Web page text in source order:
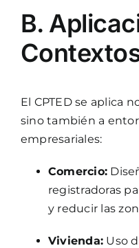
B.
El CPTED se aplica
sino también a
empresariales:
Comercio:
registradoras
y reducir las
Vivienda: Uso